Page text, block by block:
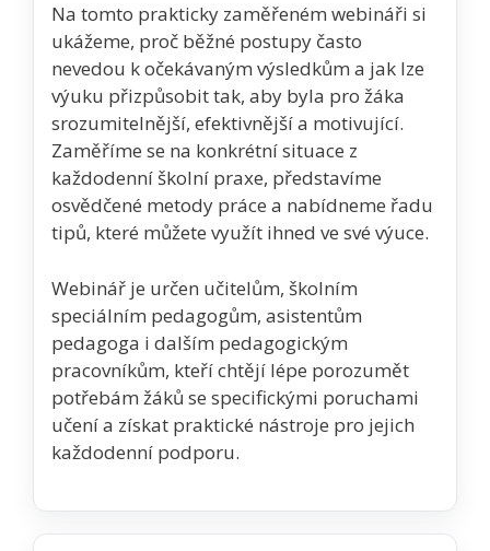
Na tomto prakticky zaměřeném webináři si
ukážeme, proč běžné postupy často
nevedou k očekávaným výsledkům a jak lze
výuku přizpůsobit tak, aby byla pro žáka
srozumitelnější, efektivnější a motivující.
Zaměříme se na konkrétní situace z
každodenní školní praxe, představíme
osvědčené metody práce a nabídneme řadu
tipů, které můžete využít ihned ve své výuce.
Webinář je určen učitelům, školním
speciálním pedagogům, asistentům
pedagoga i dalším pedagogickým
pracovníkům, kteří chtějí lépe porozumět
potřebám žáků se specifickými poruchami
učení a získat praktické nástroje pro jejich
každodenní podporu.